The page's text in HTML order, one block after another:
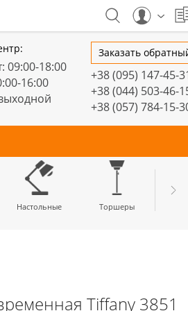
Заказать
+38 (095) 147-45-
+38 (044) 503-46-
+38 (057) 784-15-
09:00-18:00
16:00
Настольные Торшеры
Tiffany 3851